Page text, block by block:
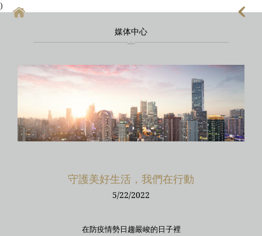
)
首頁
上海酒店式公寓
上海service apartment
上海短租
媒体中心
守護美好生活，我們在行動
5/22/2022
在防疫情勢日趨嚴峻的日子裡